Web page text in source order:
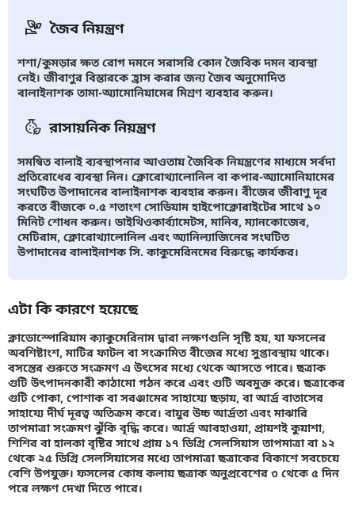
জৈব নিয়ন্ত্রণ
শশা/কুমড়ার ক্ষত রোগ দমনে সরাসরি কোন জৈবিক দমন ব্যবস্থা
নেই। জীবাণুর বিস্তারকে হ্রাস করার জন্য জৈব অনুমোদিত
বালাইনাশক তামা-অ্যামোনিয়ামের মিশ্রণ ব্যবহার করুন।
রাসায়নিক নিয়ন্ত্রণ
সমন্বিত বালাই ব্যবস্থাপনার আওতায় জৈবিক নিয়ন্ত্রণের মাধ্যমে সর্বদা
প্রতিরোধের ব্যবস্থা নিন। ক্লোরোথ্যালোনিল বা কপার-অ্যামোনিয়ামের
সংঘটিত উপাদানের বালাইনাশক ব্যবহার করুন। বীজের জীবাণু দূর
করতে বীজকে ০.৫ শতাংশ সোডিয়াম হাইপোক্লোরাইটের সাথে ১০
মিনিট শোধন করুন। ডাইথিওকার্ব্যামেটস, মানিব, ম্যানকোজেব,
মেটিরাম, ক্লোরোথ্যালোনিল এবং অ্যানিল্যাজিনের সংঘটিত
উপাদানের বালাইনাশক সি. কাকুমেরিনমের বিরুদ্ধে কার্যকর।
এটা কি কারণে হয়েছে
ক্লাডোস্পোরিয়াম ক্যাকুমেরিনাম দ্বারা লক্ষণগুলি সৃষ্টি হয়, যা ফসলের
অবশিষ্টাংশ, মাটির ফাটল বা সংক্রামিত বীজের মধ্যে সুপ্তাবস্থায় থাকে।
বসন্তের শুরুতে সংক্রমণ এ উৎসের মধ্যে থেকে আসতে পারে। ছত্রাক
গুটি উৎপাদনকারী কাঠামো গঠন করে এবং গুটি অবমুক্ত করে। ছত্রাকের
গুটি পোকা, পোশাক বা সরঞ্জামের সাহায্যে ছড়ায়, বা আর্দ্র বাতাসের
সাহায্যে দীর্ঘ দূরত্ব অতিক্রম করে। বায়ুর উচ্চ আর্দ্রতা এবং মাঝারি
তাপমাত্রা সংক্রমণ ঝুঁকি বৃদ্ধি করে। আর্দ্র আবহাওয়া, প্রায়শই কুয়াশা,
শিশির বা হালকা বৃষ্টির সাথে প্রায় ১৭ ডিগ্রি সেলসিয়াস তাপমাত্রা বা ১২
থেকে ২৫ ডিগ্রি সেলসিয়াসের মধ্যে তাপমাত্রা ছত্রাকের বিকাশে সবচেয়ে
বেশি উপযুক্ত। ফসলের কোষ কলায় ছত্রাক অনুপ্রবেশের ৩ থেকে ৫ দিন
পরে লক্ষণ দেখা দিতে পারে।